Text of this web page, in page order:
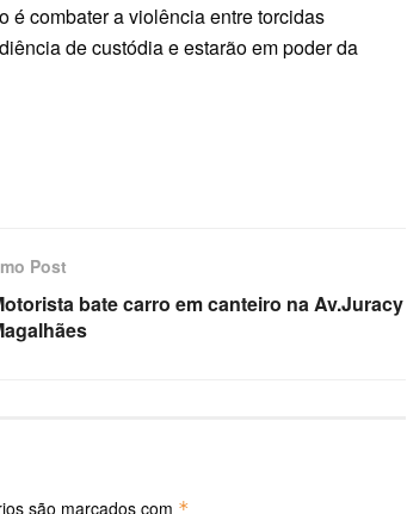
é combater a violência entre torcidas
de custódia e estarão em poder da
Post
bate carro em canteiro na Av.Juracy
são marcados com *